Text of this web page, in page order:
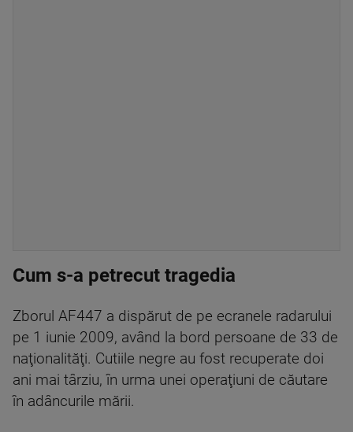
Cum s-a petrecut tragedia
Zborul AF447 a dispărut de pe ecranele radarului
pe 1 iunie 2009, având la bord persoane de 33 de
naţionalităţi. Cutiile negre au fost recuperate doi
ani mai târziu, în urma unei operaţiuni de căutare
în adâncurile mării.